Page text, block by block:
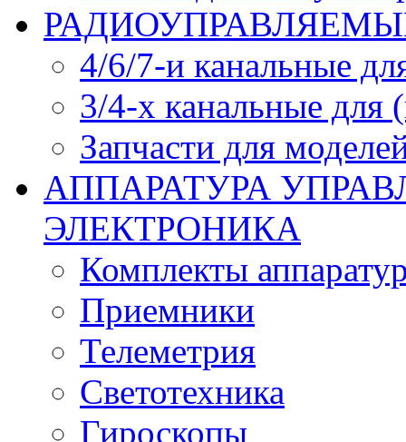
4/6/7-и канальные
3/4-х канальные
Запчасти для
АППАРАТУРА
ЭЛЕКТРОНИКА
Комплекты
Приемники
Телеметрия
Светотехника
Гироскопы